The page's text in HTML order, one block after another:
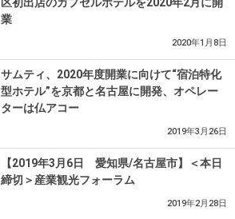
業
2020年1月8日
サムティ、2020年度開業に向けて“宿泊特化
型ホテル”を京都と名古屋に開発、オペレー
ターは仏アコー
2019年3月26日
【2019年3月6日 愛知県/名古屋市】＜本日
締切＞産業観光フォーラム
2019年2月28日